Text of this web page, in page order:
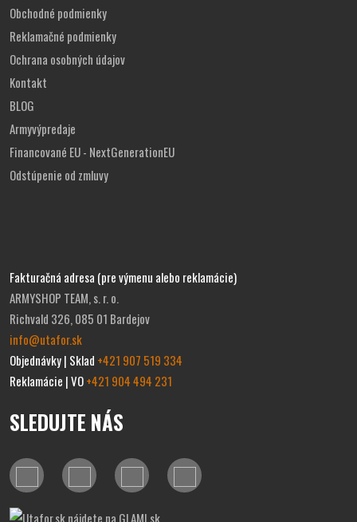
Obchodné podmienky
Reklamačné podmienky
Ochrana osobných údajov
Kontakt
BLOG
Armyvýpredaje
Financované EU - NextGenerationEU
Odstúpenie od zmluvy
Fakturačná adresa (pre výmenu alebo reklamácie)
ARMYSHOP TEAM, s. r. o.
Richvald 326, 085 01 Bardejov
info@utafor.sk
Objednávky | Sklad +421 907 519 334
Reklamácie | VO+421 904 494 231
SLEDUJTE NÁS